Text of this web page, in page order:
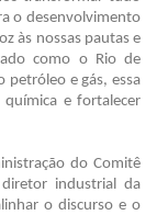
o desenvolvimento
às nossas pautas e
como o Rio de
petróleo e gás, essa
e fortalecer
do Comitê
industrial da
o discurso e o